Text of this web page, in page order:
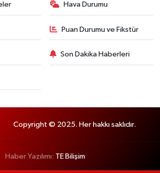
Hava Durumu
Puan Durumu ve Fikstür
Son Dakika Haberleri
Copyright © 2025. Her hakkı saklıdır.
Haber Yazılımı: TE Bilişim